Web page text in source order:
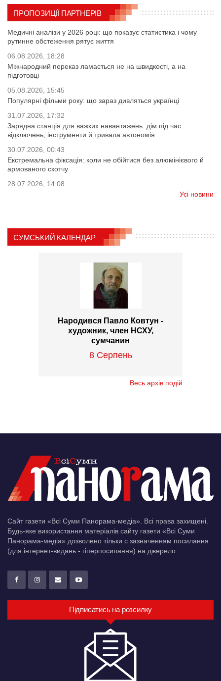
ПРОПОЗИЦІЇ ПАРТНЕРІВ
Медичні аналізи у 2026 році: що показує статистика і чому
рутинне обстеження рятує життя
06.08.2026, 18:28
Міжнародний переказ ламається не на швидкості, а на
підготовці
05.08.2026, 15:45
Популярні фільми року: що зараз дивляться українці
31.07.2026, 17:32
Зарядна станція для важких навантажень: дім під час
відключень, інструменти й тривала автономія
30.07.2026, 00:43
Екстремальна фіксація: коли не обійтися без алюмінієвого й
армованого скотчу
28.07.2026, 14:08
Усі новини
СУМСЬКИЙ КАЛЕНДАР
Народився Павло Ковтун -
художник, член НСХУ,
сумчанин
8 Серпень
Весь архів подій
Сайт газети «Всі Суми Панорама-медіа». Всі права захищені.
Будь-яке використання матеріалів сайту газети «Всі Суми
Панорама-медіа» дозволено тільки c зазначенням посилання
(для інтернет-видань - гіперпосилання) на джерело.
Підписатись на розсилку